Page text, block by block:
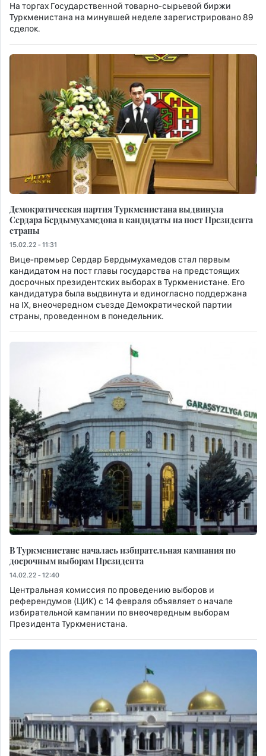
На торгах Государственной товарно-сырьевой биржи
Туркменистана на минувшей неделе зарегистрировано 89
сделок.
Демократическая партия Туркменистана выдвинула
Сердара Бердымухамедова в кандидаты на пост Президента
страны
15.02.22 - 11:31
Вице-премьер Сердар Бердымухамедов стал первым
кандидатом на пост главы государства на предстоящих
досрочных президентских выборах в Туркменистане. Его
кандидатура была выдвинута и единогласно поддержана
на IX, внеочередном съезде Демократической партии
страны, проведенном в понедельник.
В Туркменистане началась избирательная кампания по
досрочным выборам Президента
14.02.22 - 12:40
Центральная комиссия по проведению выборов и
референдумов (ЦИК) с 14 февраля объявляет о начале
избирательной кампании по внеочередным выборам
Президента Туркменистана.